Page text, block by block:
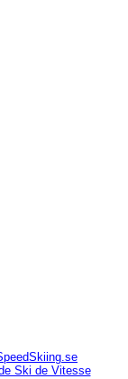
Ski de Vitesse